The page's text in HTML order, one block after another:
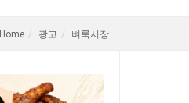
Home 광고 벼룩시장